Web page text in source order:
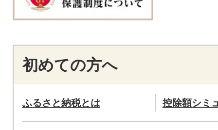
初めての方へ
ふるさと納税とは 控除額シミ